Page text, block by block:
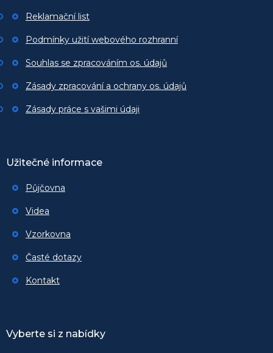
Reklamační list
Podmínky užití webového rozhranní
Souhlas se zpracováním os. údajů
Zásady zpracování a ochrany os. údajů
Zásady práce s vašimi údaji
Užitečné informace
Půjčovna
Videa
Vzorkovna
Časté dotazy
Kontakt
Vyberte si z nabídky